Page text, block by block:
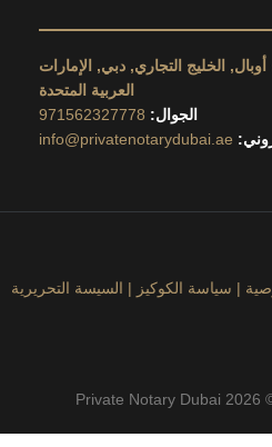
الخليج التجاري, دبي, الإمارات
العربية المتحدة
971562327778
الكوكيز|السيسة التحريرية